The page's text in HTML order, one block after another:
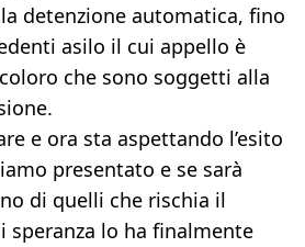
detenzione automatica, fino
asilo il cui appello è
che sono soggetti alla
e ora sta aspettando l’esito
presentato e se sarà
di quelli che rischia il
speranza lo ha finalmente